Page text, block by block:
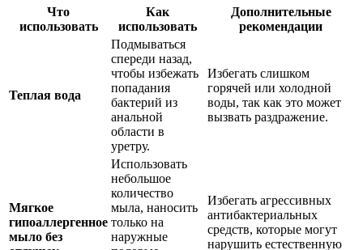
Что
использовать
Как
использовать
Дополнительные
рекомендации
Теплая вода
Подмываться
спереди назад,
чтобы избежать
попадания
бактерий из
анальной
области в
уретру.
Избегать слишком
горячей или холодной
воды, так как это может
вызвать раздражение.
Мягкое
гипоаллергенное
мыло без
Использовать
небольшое
количество
мыла, наносить
только на
наружные
Избегать агрессивных
антибактериальных
средств, которые могут
нарушить естественную